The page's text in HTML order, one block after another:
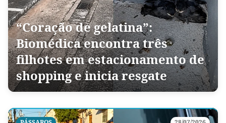
“Coração de gelatina”:
Biomédica encontra três
filhotes em estacionamento de
shopping e inicia resgate